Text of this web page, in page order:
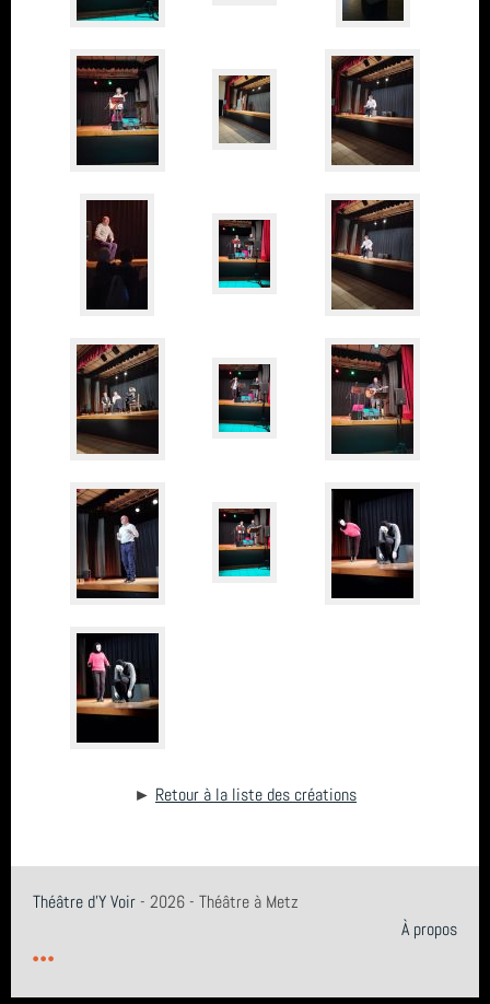
► Retour à la liste des créations
Théâtre d'Y Voir- 2026 - Théâtre à Metz
À propos